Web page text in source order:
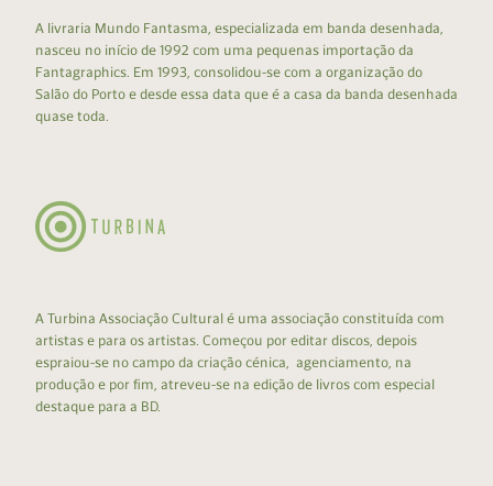
A livraria Mundo Fantasma, especializada em banda desenhada,
nasceu no início de 1992 com uma pequenas importação da
Fantagraphics. Em 1993, consolidou-se com a organização do
Salão do Porto e desde essa data que é a casa da banda desenhada
quase toda.
A Turbina Associação Cultural é uma associação constituída com
artistas e para os artistas. Começou por editar discos, depois
espraiou-se no campo da criação cénica, agenciamento, na
produção e por fim, atreveu-se na edição de livros com especial
destaque para a BD.